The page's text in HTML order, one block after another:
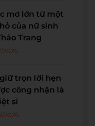
mơ lớn từ một
của nữ sinh
Trang
2026
trọn lời hẹn
công nhận là
sĩ
2026